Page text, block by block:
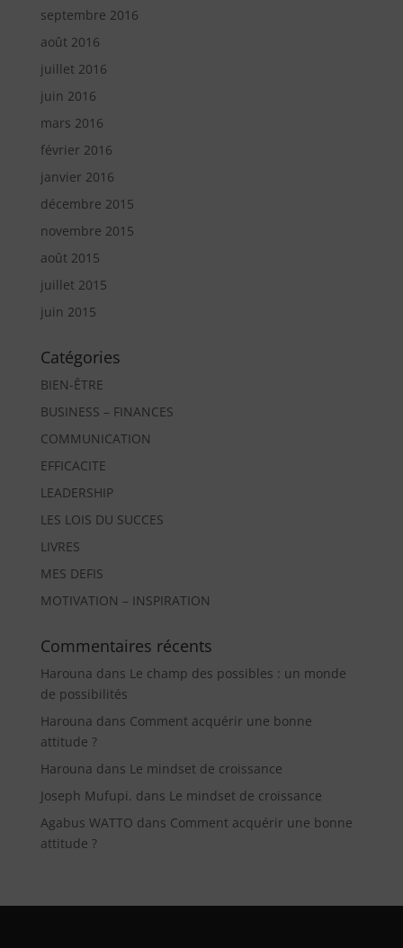
septembre 2016
août 2016
juillet 2016
juin 2016
mars 2016
février 2016
janvier 2016
décembre 2015
novembre 2015
août 2015
juillet 2015
juin 2015
Catégories
BIEN-ÊTRE
BUSINESS – FINANCES
COMMUNICATION
EFFICACITE
LEADERSHIP
LES LOIS DU SUCCES
LIVRES
MES DEFIS
MOTIVATION – INSPIRATION
Commentaires récents
Harouna dans Le champ des possibles : un monde
de possibilités
Harouna dans Comment acquérir une bonne
attitude ?
Harouna dans Le mindset de croissance
Joseph Mufupi. dans Le mindset de croissance
Agabus WATTO dans Comment acquérir une bonne
attitude ?